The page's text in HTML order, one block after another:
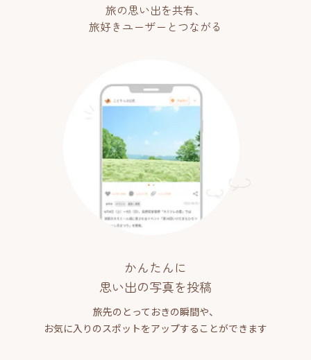
旅の思い出を共有、
旅好きユーザーとつながる
かんたんに
思い出の写真を投稿
旅先のとっておきの瞬間や、
お気に入りのスポットをアップすることができます